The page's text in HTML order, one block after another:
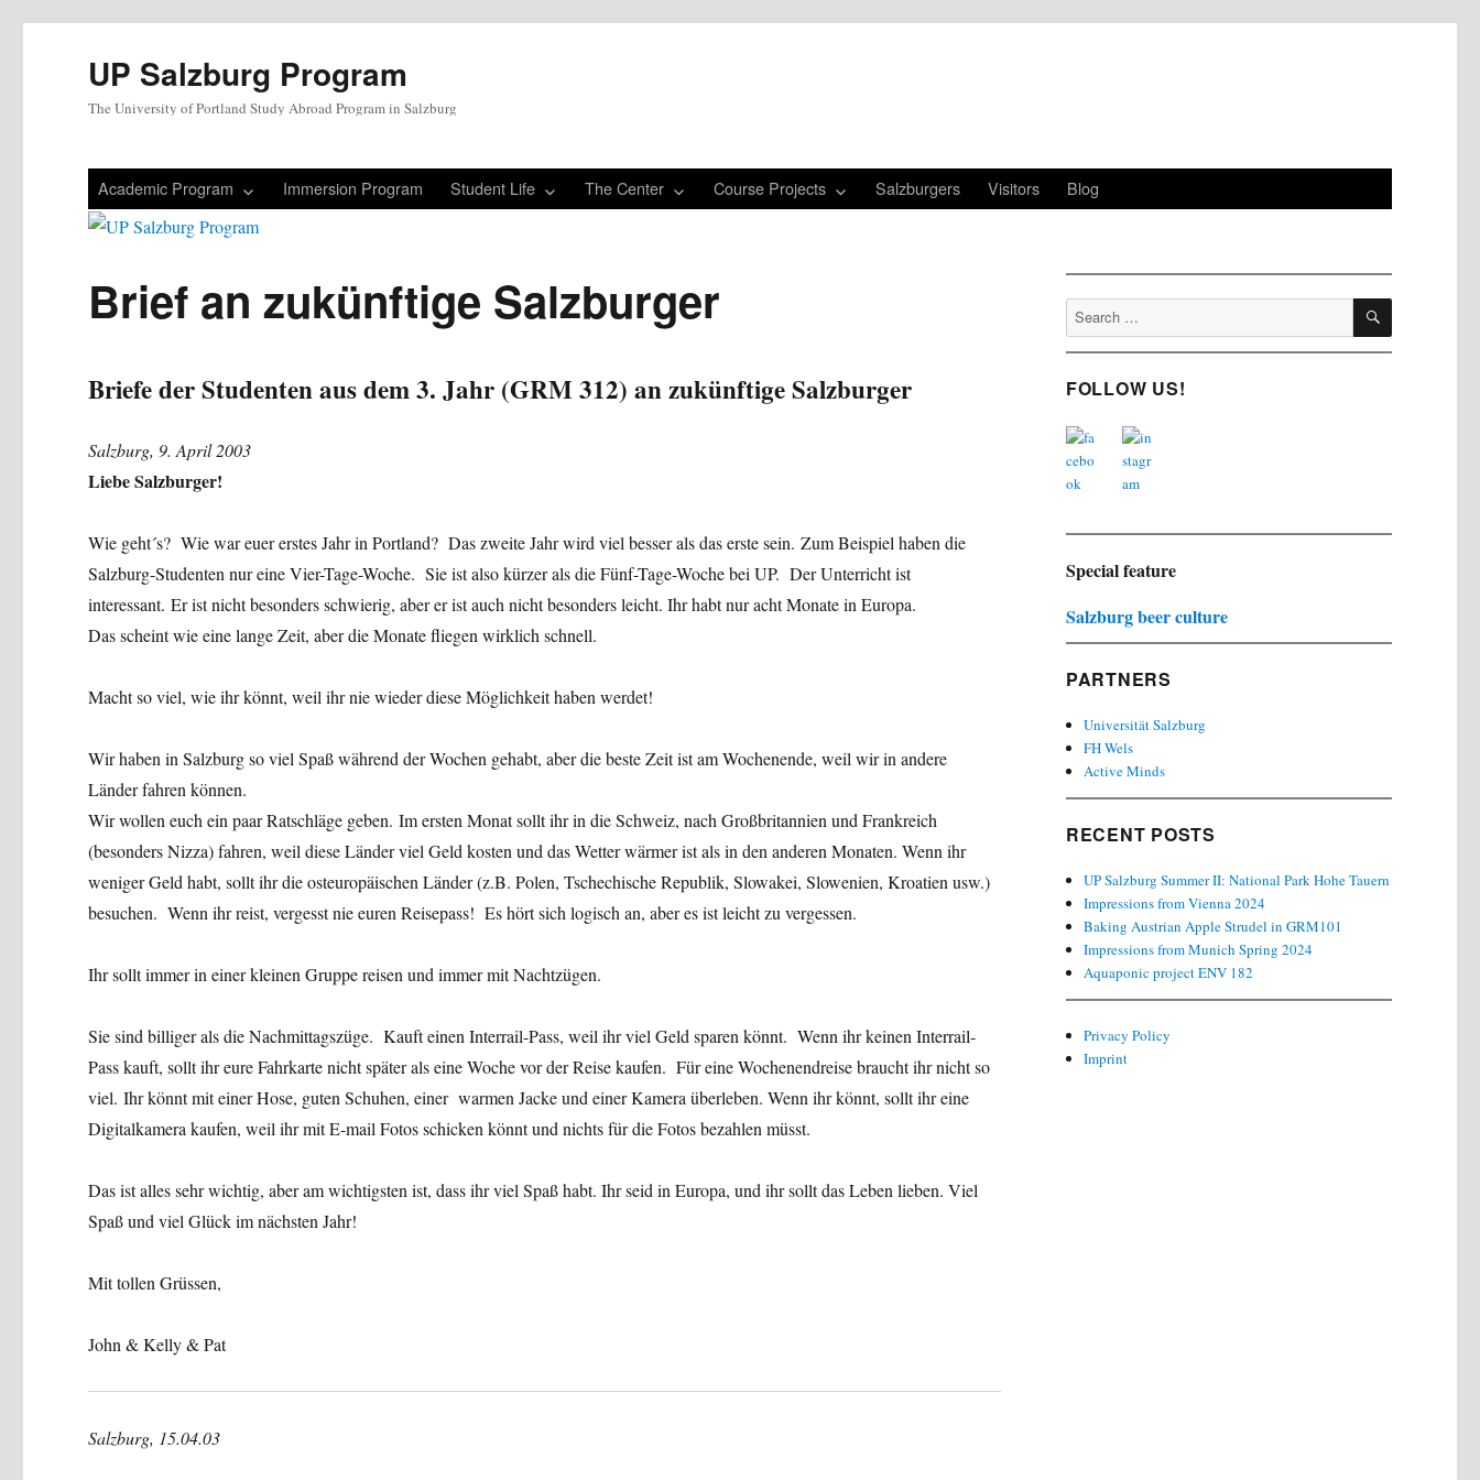
UP Salzburg Program
The University of Portland Study Abroad Program in Salzburg
Academic Program Immersion Program Student Life The Center Course Projects Salzburgers Visitors Blog
Brief an zukünftige Salzburger
Briefe der Studenten aus dem 3. Jahr (GRM 312) an zukünftige Salzburger
Salzburg, 9. April 2003
Liebe Salzburger!
Wie geht´s? Wie war euer erstes Jahr in Portland? Das zweite Jahr wird viel besser als das erste sein. Zum Beispiel haben die
Salzburg-Studenten nur eine Vier-Tage-Woche. Sie ist also kürzer als die Fünf-Tage-Woche bei UP. Der Unterricht ist
interessant. Er ist nicht besonders schwierig, aber er ist auch nicht besonders leicht. Ihr habt nur acht Monate in Europa.
Das scheint wie eine lange Zeit, aber die Monate fliegen wirklich schnell.
Macht so viel, wie ihr könnt, weil ihr nie wieder diese Möglichkeit haben werdet!
Wir haben in Salzburg so viel Spaß während der Wochen gehabt, aber die beste Zeit ist am Wochenende, weil wir in andere
Länder fahren können.
Wir wollen euch ein paar Ratschläge geben. Im ersten Monat sollt ihr in die Schweiz, nach Großbritannien und Frankreich
(besonders Nizza) fahren, weil diese Länder viel Geld kosten und das Wetter wärmer ist als in den anderen Monaten. Wenn ihr
weniger Geld habt, sollt ihr die osteuropäischen Länder (z.B. Polen, Tschechische Republik, Slowakei, Slowenien, Kroatien usw.)
besuchen. Wenn ihr reist, vergesst nie euren Reisepass! Es hört sich logisch an, aber es ist leicht zu vergessen.
Ihr sollt immer in einer kleinen Gruppe reisen und immer mit Nachtzügen.
Sie sind billiger als die Nachmittagszüge. Kauft einen Interrail-Pass, weil ihr viel Geld sparen könnt. Wenn ihr keinen Interrail-
Pass kauft, sollt ihr eure Fahrkarte nicht später als eine Woche vor der Reise kaufen. Für eine Wochenendreise braucht ihr nicht so
viel. Ihr könnt mit einer Hose, guten Schuhen, einer warmen Jacke und einer Kamera überleben. Wenn ihr könnt, sollt ihr eine
Digitalkamera kaufen, weil ihr mit E-mail Fotos schicken könnt und nichts für die Fotos bezahlen müsst.
Das ist alles sehr wichtig, aber am wichtigsten ist, dass ihr viel Spaß habt. Ihr seid in Europa, und ihr sollt das Leben lieben. Viel
Spaß und viel Glück im nächsten Jahr!
Mit tollen Grüssen,
John & Kelly & Pat
Salzburg, 15.04.03
Search
for:
SEARCH
FOLLOW US!
Special feature
Salzburg beer culture
PARTNERS
Universität Salzburg
FH Wels
Active Minds
RECENT POSTS
UP Salzburg Summer II: National Park Hohe Tauern
Impressions from Vienna 2024
Baking Austrian Apple Strudel in GRM101
Impressions from Munich Spring 2024
Aquaponic project ENV 182
Privacy Policy
Imprint